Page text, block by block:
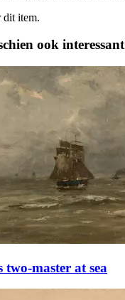
dit item.
ook interessant
master at sea